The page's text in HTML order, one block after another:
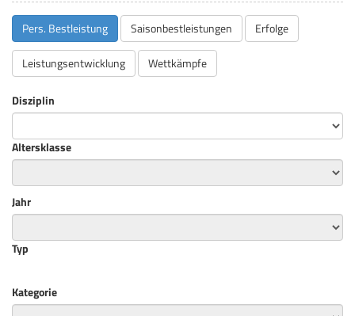
Pers. Bestleistung Saisonbestleistungen Erfolge
Leistungsentwicklung Wettkämpfe
Disziplin
Altersklasse
Jahr
Typ
Kategorie